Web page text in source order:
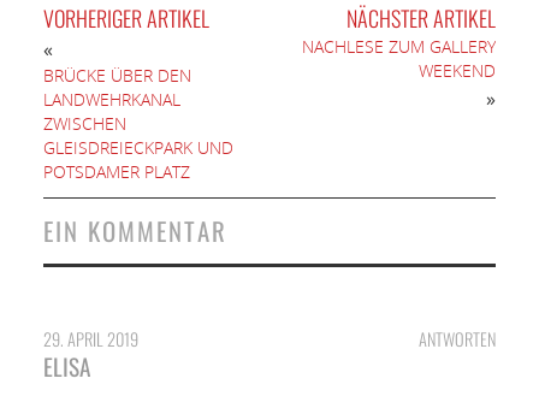
VORHERIGER ARTIKEL
«
BRÜCKE ÜBER DEN
LANDWEHRKANAL
ZWISCHEN
GLEISDREIECKPARK UND
POTSDAMER PLATZ
NÄCHSTER ARTIKEL
NACHLESE ZUM GALLERY
WEEKEND
»
EIN KOMMENTAR
ANTWORTEN
29. APRIL 2019
ELISA